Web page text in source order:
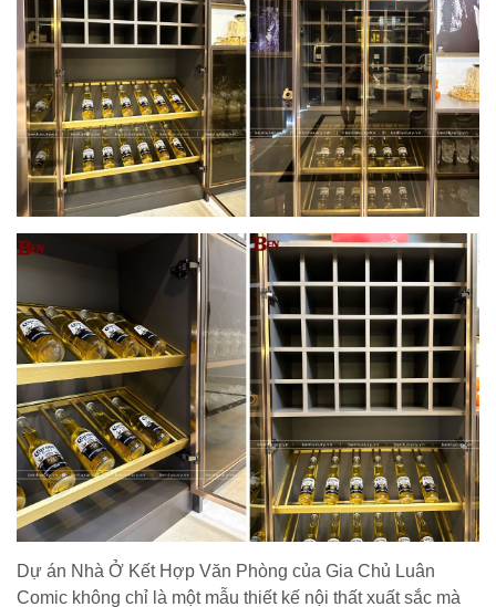
Dự án Nhà Ở Kết Hợp Văn Phòng của Gia Chủ Luân
Comic không chỉ là một mẫu thiết kế nội thất xuất sắc mà